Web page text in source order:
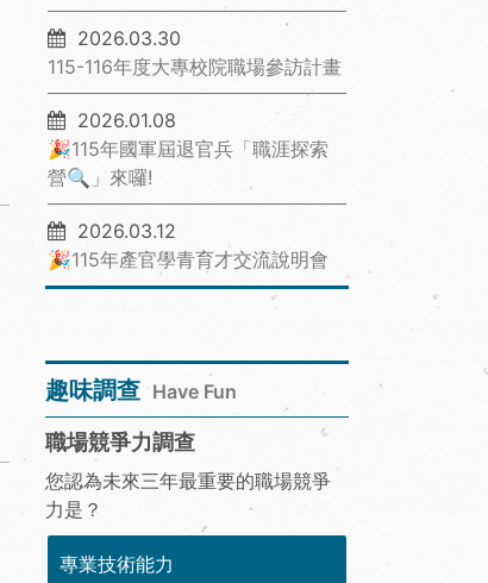
2026.03.30
115-116年度大專校院職場參訪計畫
2026.01.08
🎉115年國軍屆退官兵「職涯探索
營🔍」來囉!
2026.03.12
🎉115年產官學青育才交流說明會
趣味調查 Have Fun
職場競爭力調查
您認為未來三年最重要的職場競爭
力是？
專業技術能力